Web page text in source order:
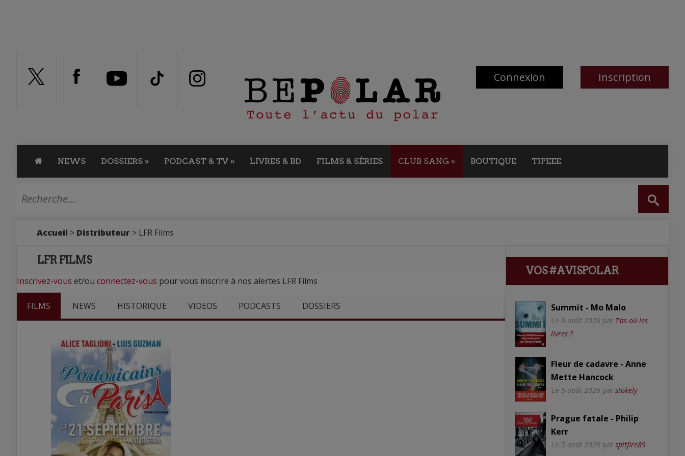
Connexion Inscription
NEWS DOSSIERS » PODCAST & TV » LIVRES & BD FILMS & SÉRIES CLUB SANG » BOUTIQUE TIPEEE
Accueil > Distributeur > LFR Films
LFR FILMS
Inscrivez-vous et/ou connectez-vous pour vous inscrire à nos alertes LFR Films
FILMS NEWS HISTORIQUE VIDEOS PODCASTS DOSSIERS
VOS #AVISPOLAR
Summit - Mo Malo
Le 6 août 2026 par T’as où les
livres ?
Fleur de cadavre - Anne
Mette Hancock
Le 5 août 2026 par stokely
Prague fatale - Philip
Kerr
Le 5 août 2026 par spitfire89